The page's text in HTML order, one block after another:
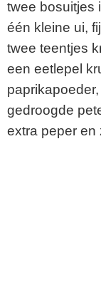
twee bosuitjes
één kleine ui,
twee teentjes
een eetlepel
gedroogde
extra peper en